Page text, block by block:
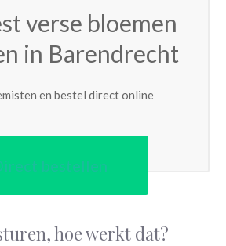
verse bloemen
in Barendrecht
en bestel direct online
bestellen
hoe werkt dat?